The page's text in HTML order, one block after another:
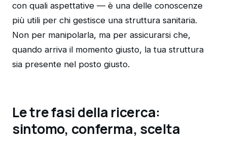
con quali aspettative — è una delle conoscenze
più utili per chi gestisce una struttura sanitaria.
Non per manipolarla, ma per assicurarsi che,
quando arriva il momento giusto, la tua struttura
sia presente nel posto giusto.
Le tre fasi della ricerca:
sintomo, conferma, scelta